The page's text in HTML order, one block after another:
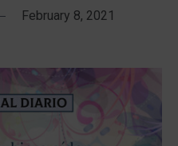
February 8, 2021